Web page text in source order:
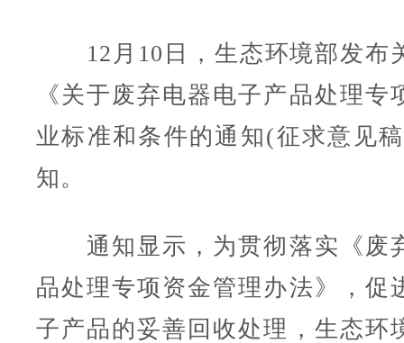
12月10日，生态环境部发布
《关于废弃电器电子产品处理专
业标准和条件的通知(征求意见
知。
通知显示，为贯彻落实《废
品处理专项资金管理办法》，促
子产品的妥善回收处理，生态环